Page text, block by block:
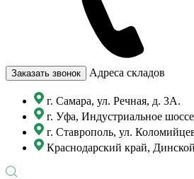
Заказать звонок Адреса складов
г. Самара, ул. Речная, д. 3А.
г. Уфа, Индустриальное
г. Ставрополь, ул.
Краснодарский край,